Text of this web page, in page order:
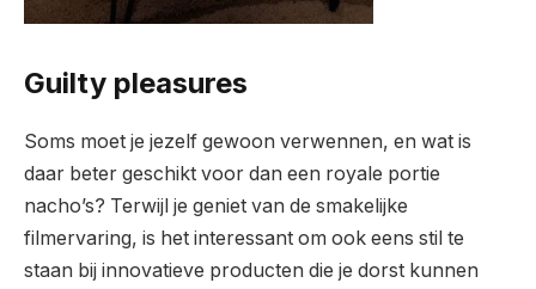
Guilty pleasures
Soms moet je jezelf gewoon verwennen, en wat is
daar beter geschikt voor dan een royale portie
nacho’s? Terwijl je geniet van de smakelijke
filmervaring, is het interessant om ook eens stil te
staan bij innovatieve producten die je dorst kunnen